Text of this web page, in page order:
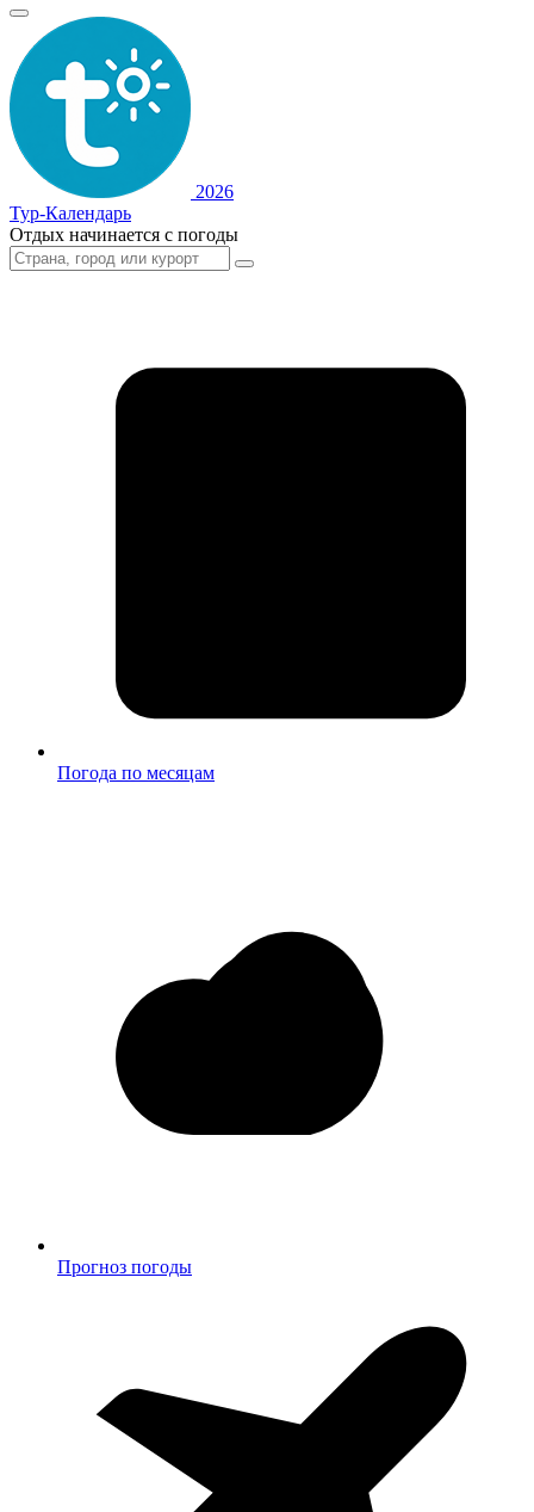
2026
Тур-Календарь
Отдых начинается с погоды
Погода по месяцам
Прогноз погоды